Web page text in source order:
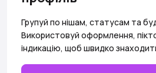
Групуй по нішам, статусам та
Використовуй оформлення,
індикацію, щоб швидко